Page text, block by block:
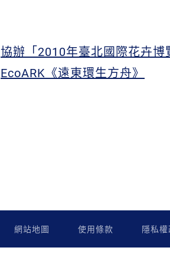
協辦「2010年臺北國際花卉
EcoARK《遠東環生方舟》
網站地圖 使用條款 隱私權